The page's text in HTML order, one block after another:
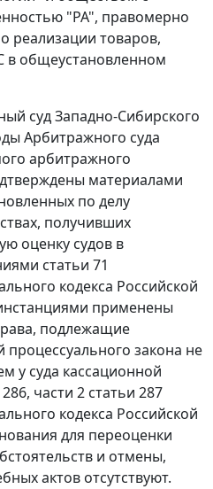
"РА", правомерно
реализации товаров,
в общеустановленном
суд Западно-Сибирского
Арбитражного суда
арбитражного
материалами
по делу
получивших
оценку судов в
статьи 71
кодекса Российской
применены
подлежащие
закона не
у суда кассационной
, части 2 статьи 287
кодекса Российской
для переоценки
и отмены,
актов отсутствуют.